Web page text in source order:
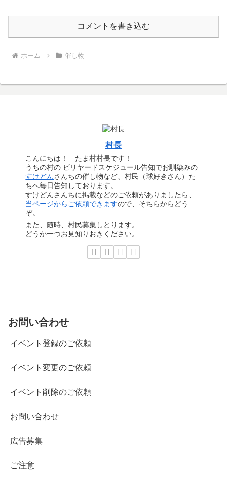
コメントを書き込む
ホーム 催し物
村長
こんにちは！ たま村村長です！
うちの村の ビリヤードスケジュール告知でお馴染みの
すけどんさんちの催し物など、村民（球好きさん）た
ちへ毎日告知しております。
すけどんさんちに掲載などのご依頼がありましたら、
当ページからご依頼できますので、そちらからどう
ぞ。
また、随時、村民募集しとります。
どうか一つお見知りおきください。
お問い合わせ
イベント登録のご依頼
イベント変更のご依頼
イベント削除のご依頼
お問い合わせ
広告募集
ご注意